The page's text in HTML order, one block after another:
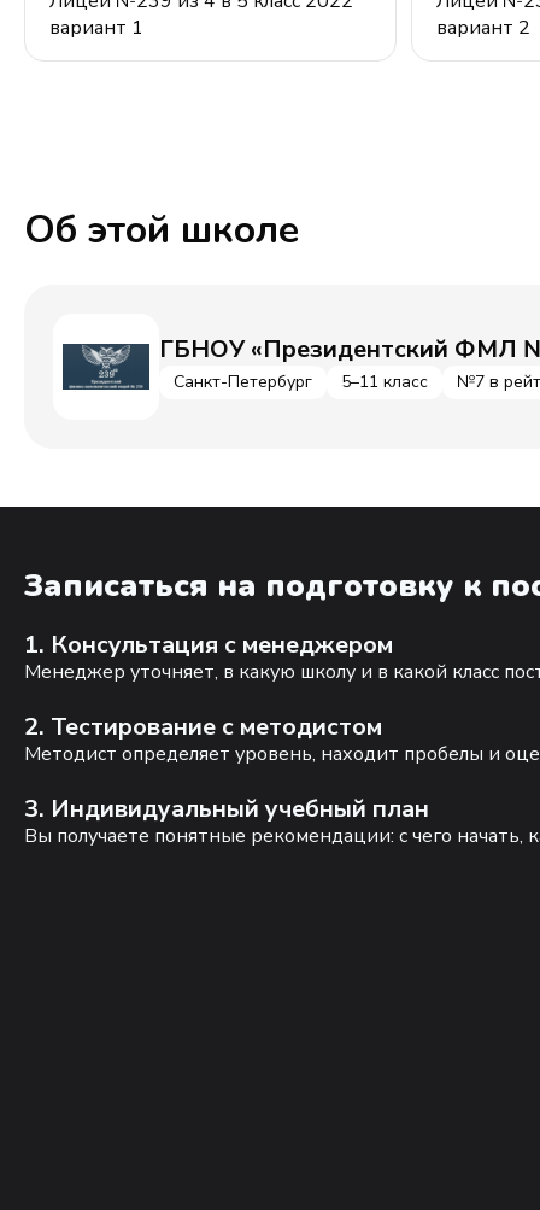
вариант 1
вариант 2
Об этой школе
ГБНОУ «Президентский ФМЛ
Санкт-Петербург 5–11 класс №7 в
Записаться на подготовку к
1. Консультация с менеджером
Менеджер уточняет, в какую школу и в какой класс
2. Тестирование с методистом
Методист определяет уровень, находит пробелы и
3. Индивидуальный учебный план
Вы получаете понятные рекомендации: с чего начать,